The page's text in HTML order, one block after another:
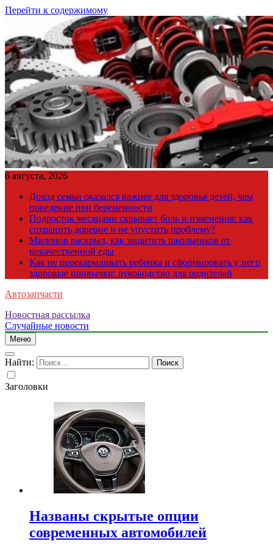
Перейти к содержимому
6 августа, 2026
Доход семьи оказался важнее для здоровья детей, чем
поведение при беременности
Подросток месяцами скрывает боль и изменения: как
сохранить доверие и не упустить проблему?
Милонов раскрыл, как защитить школьников от
некачественной еды
Как не перекармливать ребенка и сформировать у него
здоровые привычки: руководство для родителей
Автозапчасти
Новостная рассылка
Случайные новости
Меню
Найти:
Заголовки
Названы скрытые опции
современных автомобилей